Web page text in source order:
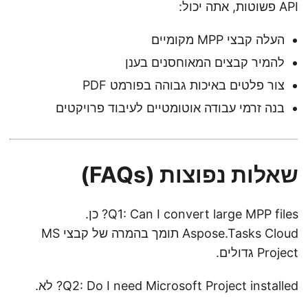
API פשוטות, אתה יכול:
העלה קבצי MPP מקומיים
להמיר קבצים המאוחסנים בענן
צור פלטים באיכות גבוהה בפורמט PDF
בנה זרמי עבודה אוטומטיים לעיבוד פרויקטים
שאלות נפוצות (FAQs)
Q1: Can I convert large MPP files? כן.
Aspose.Tasks Cloud תומך בהמרה של קבצי MS
Project גדולים.
Q2: Do I need Microsoft Project installed? לא.